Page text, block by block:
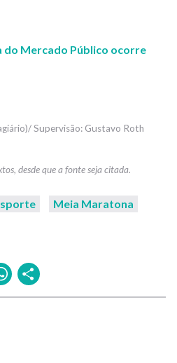
Mercado Público ocorre
Supervisão: Gustavo Roth
Meia Maratona
WhatsApp